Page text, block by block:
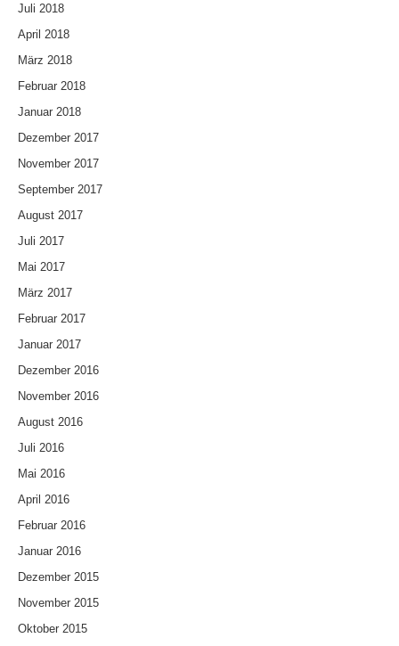
Juli 2018
April 2018
März 2018
Februar 2018
Januar 2018
Dezember 2017
November 2017
September 2017
August 2017
Juli 2017
Mai 2017
März 2017
Februar 2017
Januar 2017
Dezember 2016
November 2016
August 2016
Juli 2016
Mai 2016
April 2016
Februar 2016
Januar 2016
Dezember 2015
November 2015
Oktober 2015